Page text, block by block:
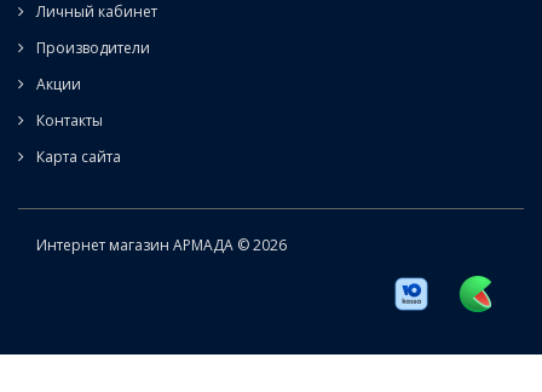
Личный кабинет
Производители
Акции
Контакты
Карта сайта
Интернет магазин АРМАДА © 2026